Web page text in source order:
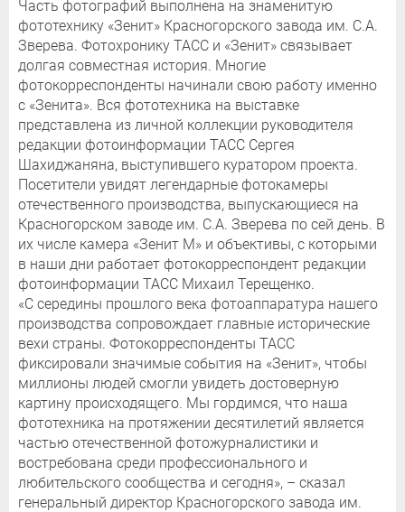
Часть фотографий выполнена на знаменитую
фототехнику «Зенит» Красногорского завода им. С.А.
Зверева. Фотохронику ТАСС и «Зенит» связывает
долгая совместная история. Многие
фотокорреспонденты начинали свою работу именно
с «Зенита». Вся фототехника на выставке
представлена из личной коллекции руководителя
редакции фотоинформации ТАСС Сергея
Шахиджаняна, выступившего куратором проекта.
Посетители увидят легендарные фотокамеры
отечественного производства, выпускающиеся на
Красногорском заводе им. С.А. Зверева по сей день. В
их числе камера «Зенит М» и объективы, с которыми
в наши дни работает фотокорреспондент редакции
фотоинформации ТАСС Михаил Терещенко.
«С середины прошлого века фотоаппаратура нашего
производства сопровождает главные исторические
вехи страны. Фотокорреспонденты ТАСС
фиксировали значимые события на «Зенит», чтобы
миллионы людей смогли увидеть достоверную
картину происходящего. Мы гордимся, что наша
фототехника на протяжении десятилетий является
частью отечественной фотожурналистики и
востребована среди профессионального и
любительского сообщества и сегодня», – сказал
генеральный директор Красногорского завода им.